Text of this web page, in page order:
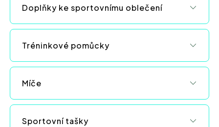
ý
i
u
Doplňky ke sportovnímu oblečení
Tréninkové pomůcky
Míče
Sportovní tašky